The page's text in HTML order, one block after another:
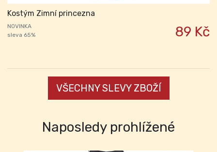
Kostým Zimní princezna
NOVINKA
sleva 65%
89 Kč
VŠECHNY SLEVY ZBOŽÍ
Naposledy prohlížené